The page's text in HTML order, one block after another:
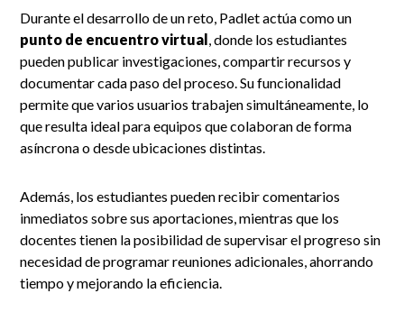
Durante el desarrollo de un reto, Padlet actúa como un
punto de encuentro virtual, donde los estudiantes
pueden publicar investigaciones, compartir recursos y
documentar cada paso del proceso. Su funcionalidad
permite que varios usuarios trabajen simultáneamente, lo
que resulta ideal para equipos que colaboran de forma
asíncrona o desde ubicaciones distintas.
Además, los estudiantes pueden recibir comentarios
inmediatos sobre sus aportaciones, mientras que los
docentes tienen la posibilidad de supervisar el progreso sin
necesidad de programar reuniones adicionales, ahorrando
tiempo y mejorando la eficiencia.